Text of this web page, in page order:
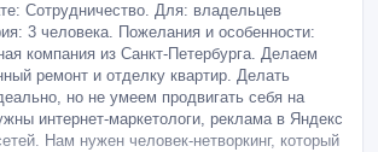
Сотрудничество. Для: владельцев
3 человека. Пожелания и особенности:
компания из Санкт-Петербурга. Делаем
ремонт и отделку квартир. Делать
но не умеем продвигать себя на
интернет-маркетологи, реклама в Яндекс
Нам нужен человек-нетворкинг, который